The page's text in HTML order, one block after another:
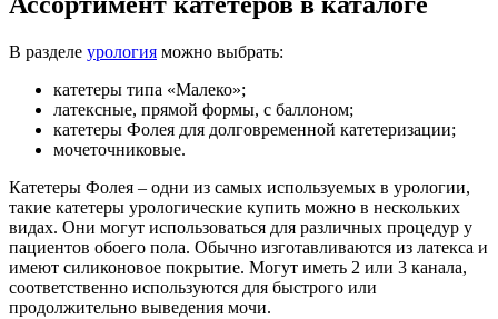
В разделе урология можно выбрать:
катетеры типа «Малеко»;
латексные, прямой формы, с баллоном;
катетеры Фолея для долговременной катетеризации;
мочеточниковые.
Катетеры Фолея – одни из самых используемых в урологии,
такие катетеры урологические купить можно в нескольких
видах. Они могут использоваться для различных процедур у
пациентов обоего пола. Обычно изготавливаются из латекса и
имеют силиконовое покрытие. Могут иметь 2 или 3 канала,
соответственно используются для быстрого или
продолжительно выведения мочи.